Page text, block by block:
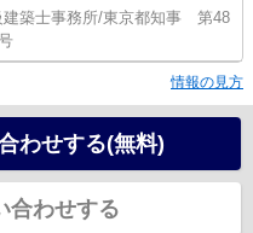
建築士事務所/東京都知事 第48
情報の見方
わせする(無料)
合わせする